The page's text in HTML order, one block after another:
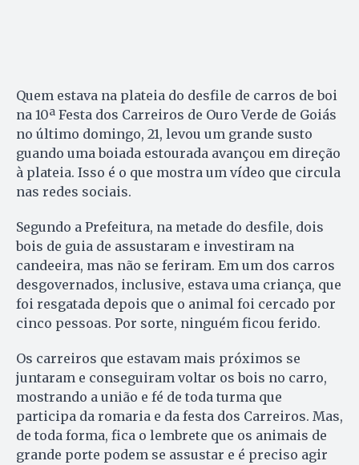
Quem estava na plateia do desfile de carros de boi
na 10ª Festa dos Carreiros de Ouro Verde de Goiás
no último domingo, 21, levou um grande susto
guando uma boiada estourada avançou em direção
à plateia. Isso é o que mostra um vídeo que circula
nas redes sociais.
Segundo a Prefeitura, na metade do desfile, dois
bois de guia de assustaram e investiram na
candeeira, mas não se feriram. Em um dos carros
desgovernados, inclusive, estava uma criança, que
foi resgatada depois que o animal foi cercado por
cinco pessoas. Por sorte, ninguém ficou ferido.
Os carreiros que estavam mais próximos se
juntaram e conseguiram voltar os bois no carro,
mostrando a união e fé de toda turma que
participa da romaria e da festa dos Carreiros. Mas,
de toda forma, fica o lembrete que os animais de
grande porte podem se assustar e é preciso agir